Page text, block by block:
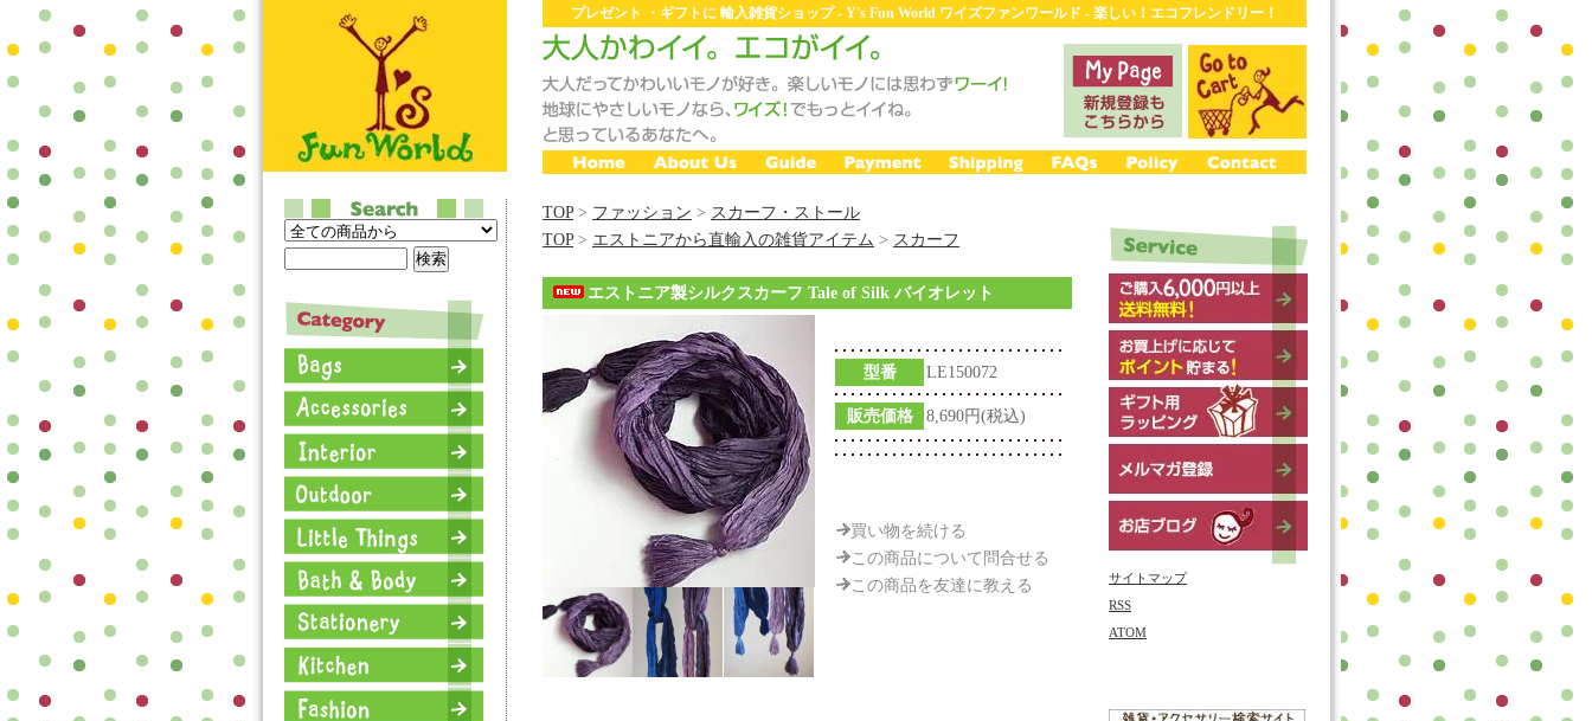
プレゼント ・ギフトに 輸入雑貨ショップ - Y's Fun World ワイズファンワールド - 楽しい！エコフレンドリー！
TOP> ファッション > スカーフ・ストール
TOP > エストニアから直輸入の雑貨アイテム > スカーフ
エストニア製シルクスカーフ Tale of Silk バイオレット
型番 LE150072
販売価格 8,690円(税込)
買い物を続ける
この商品について問合せる
この商品を友達に教える
サイトマップ
RSS
ATOM